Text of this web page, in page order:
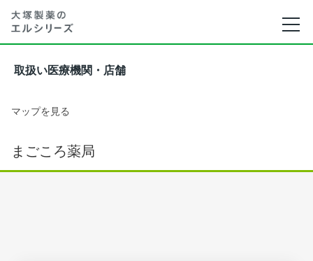
取扱い医療機関・店舗
マップを見る
まごころ薬局